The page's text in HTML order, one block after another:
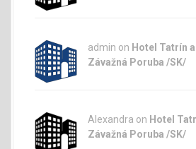
admin on Hotel Tatrín
Závažná Poruba /SK/
Alexandra on Hotel
Závažná Poruba /SK/